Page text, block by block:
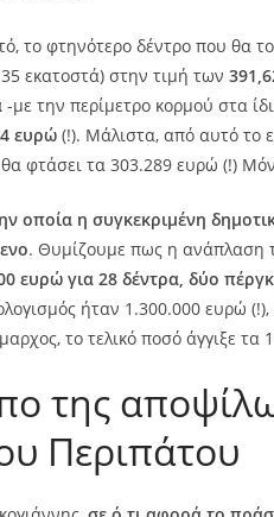
το φτηνότερο δέντρο που θα
εκατοστά) στην τιμή των
-με την περίμετρο κορμού στα
ευρώ (!). Μάλιστα, από αυτό το
φτάσει τα 303.289 ευρώ (!)
οποία η συγκεκριμένη
. Θυμίζουμε πως η ανάπλαση
ευρώ για 28 δέντρα, δύο
ήταν 1.300.000 ευρώ
το τελικό ποσό άγγιξε τα
της
Περιπάτου